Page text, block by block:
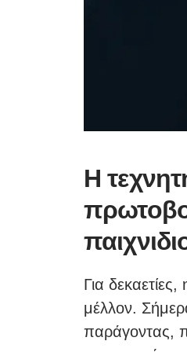
Η
Για
μέλλον.
παράγοντας,